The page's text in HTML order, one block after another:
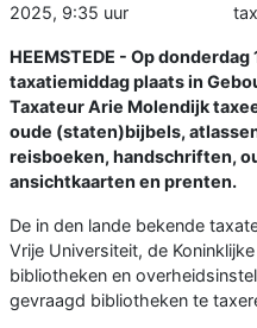
2025, 9:35 uur
HEEMSTEDE - Op
taxatiemiddag plaats in
Taxateur Arie Molendijk
oude (staten)bijbels,
reisboeken, handschriften,
ansichtkaarten en prenten.
De in den lande bekende
Vrije Universiteit, de
bibliotheken en
gevraagd bibliotheken te